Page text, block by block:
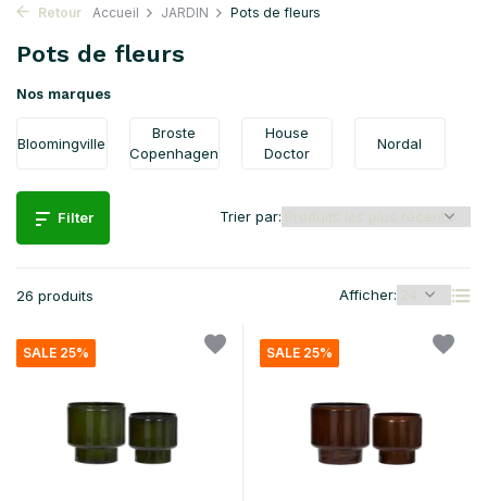
Retour Accueil JARDIN Pots de fleurs
Pots de fleurs
Nos marques
Bloomingville
Broste
Copenhagen
House
Doctor
Nordal
Filter
26 produits Afficher:
Trier par:
SALE 25% SALE 25%